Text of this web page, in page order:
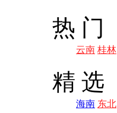
热 门
云南 桂林
精 选
海南 东北